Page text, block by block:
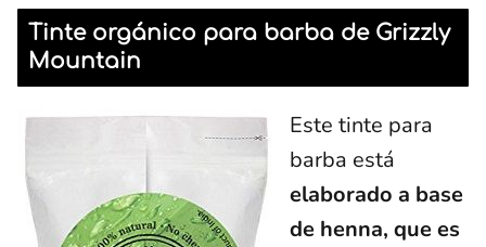
Tinte orgánico para barba de Grizzly
Mountain
Este tinte para
barba está
elaborado a base
de henna, que es